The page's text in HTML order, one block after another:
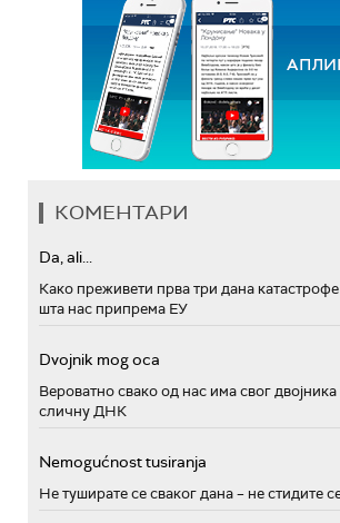
КОМЕНТАРИ
Da, ali...
Како преживети прва три дана
шта нас припрема ЕУ
Dvojnik mog oca
Вероватно свако од нас има свог
сличну ДНК
Nemogućnost tusiranja
Не туширате се сваког дана – не стидите